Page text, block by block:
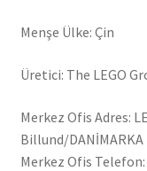
Menşe Ülke: Çin
Üretici: The LEGO
Merkez Ofis Adres:
Billund/DANİMARKA
Merkez Ofis Telefon: